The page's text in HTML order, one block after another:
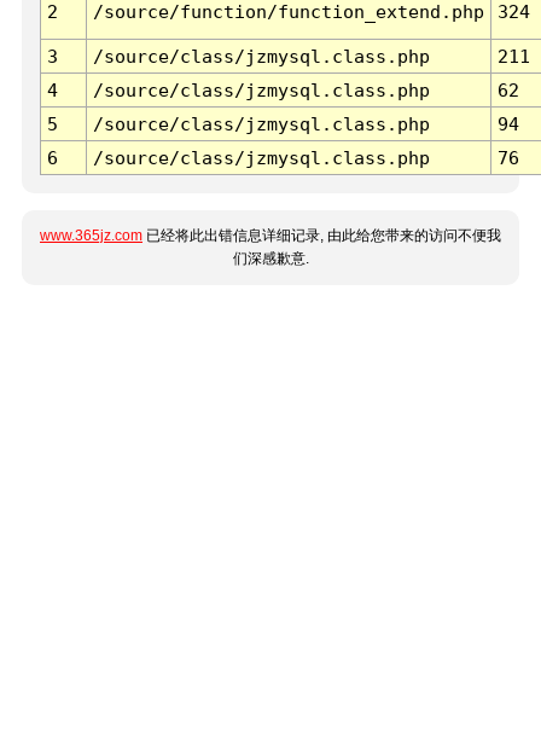
2 /source/function/function_extend.php 324
3 /source/class/jzmysql.class.php
211
4
/source/class/jzmysql.class.php
62
5
/source/class/jzmysql.class.php
94
6
/source/class/jzmysql.class.php 76
www.365jz.com 已经将此出错信息详细记录, 由此给您带来的访问不便我
们深感歉意.